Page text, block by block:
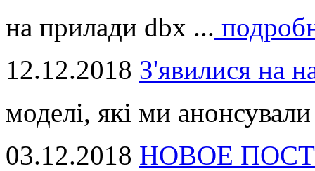
на прилади dbx ...
12.12.2018 З'явилися на
моделі, які ми
03.12.2018 НОВОЕ